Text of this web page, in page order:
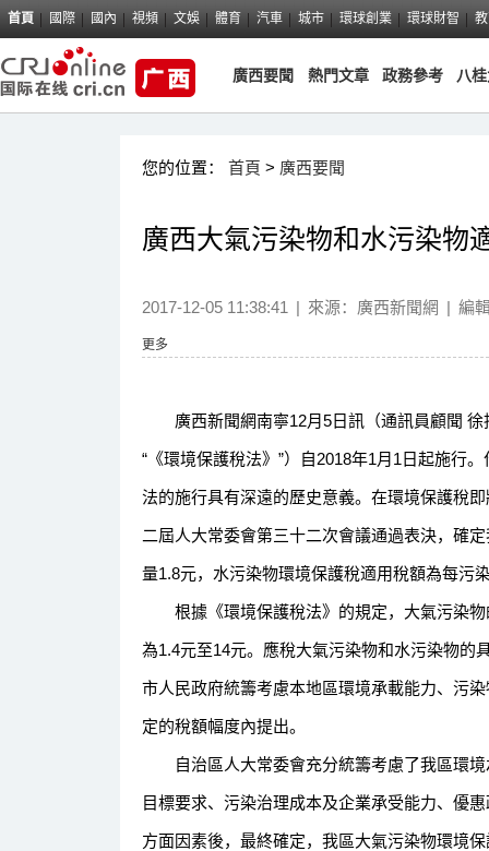
首頁 國際 國內 視頻 文娛 體育 汽車 城市 環球創業 環球財智
廣西要聞 熱門文章 政務參考 八
您的位置： 首頁 > 廣西要聞
廣西大氣污染物和水污染物
2017-12-05 11:38:41 | 來源： 廣西新聞網 | 編
更多
廣西新聞網南寧12月5日訊（通訊員顧聞 徐
“《環境保護稅法》”）自2018年1月1日起施行
法的施行具有深遠的歷史意義。在環境保護稅
二屆人大常委會第三十二次會議通過表決，確
量1.8元，水污染物環境保護稅適用稅額為每污
根據《環境保護稅法》的規定，大氣污染物
為1.4元至14元。應稅大氣污染物和水污染物的
市人民政府統籌考慮本地區環境承載能力、污
定的稅額幅度內提出。
自治區人大常委會充分統籌考慮了我區環境
目標要求、污染治理成本及企業承受能力、優
方面因素後，最終確定，我區大氣污染物環境